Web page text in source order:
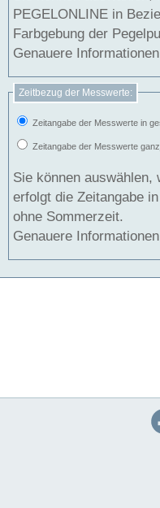
PEGELONLINE in Beziehung
Farbgebung der
Genauere
Zeitbezug der Messwerte:
Zeitangabe der Messwerte in
Zeitangabe der Messwerte
Sie können auswählen,
erfolgt die Zeitangabe
ohne Sommerzeit.
Genauere